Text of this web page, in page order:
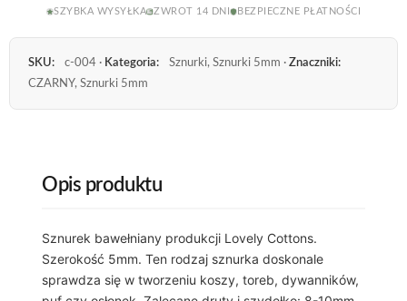
SZYBKA WYSYŁKA ZWROT 14 DNI BEZPIECZNE PŁATNOŚCI
SKU: c-004 · Kategoria: Sznurki, Sznurki 5mm · Znaczniki:
CZARNY, Sznurki 5mm
Opis produktu
Sznurek bawełniany produkcji Lovely Cottons.
Szerokość 5mm. Ten rodzaj sznurka doskonale
sprawdza się w tworzeniu koszy, toreb, dywanników,